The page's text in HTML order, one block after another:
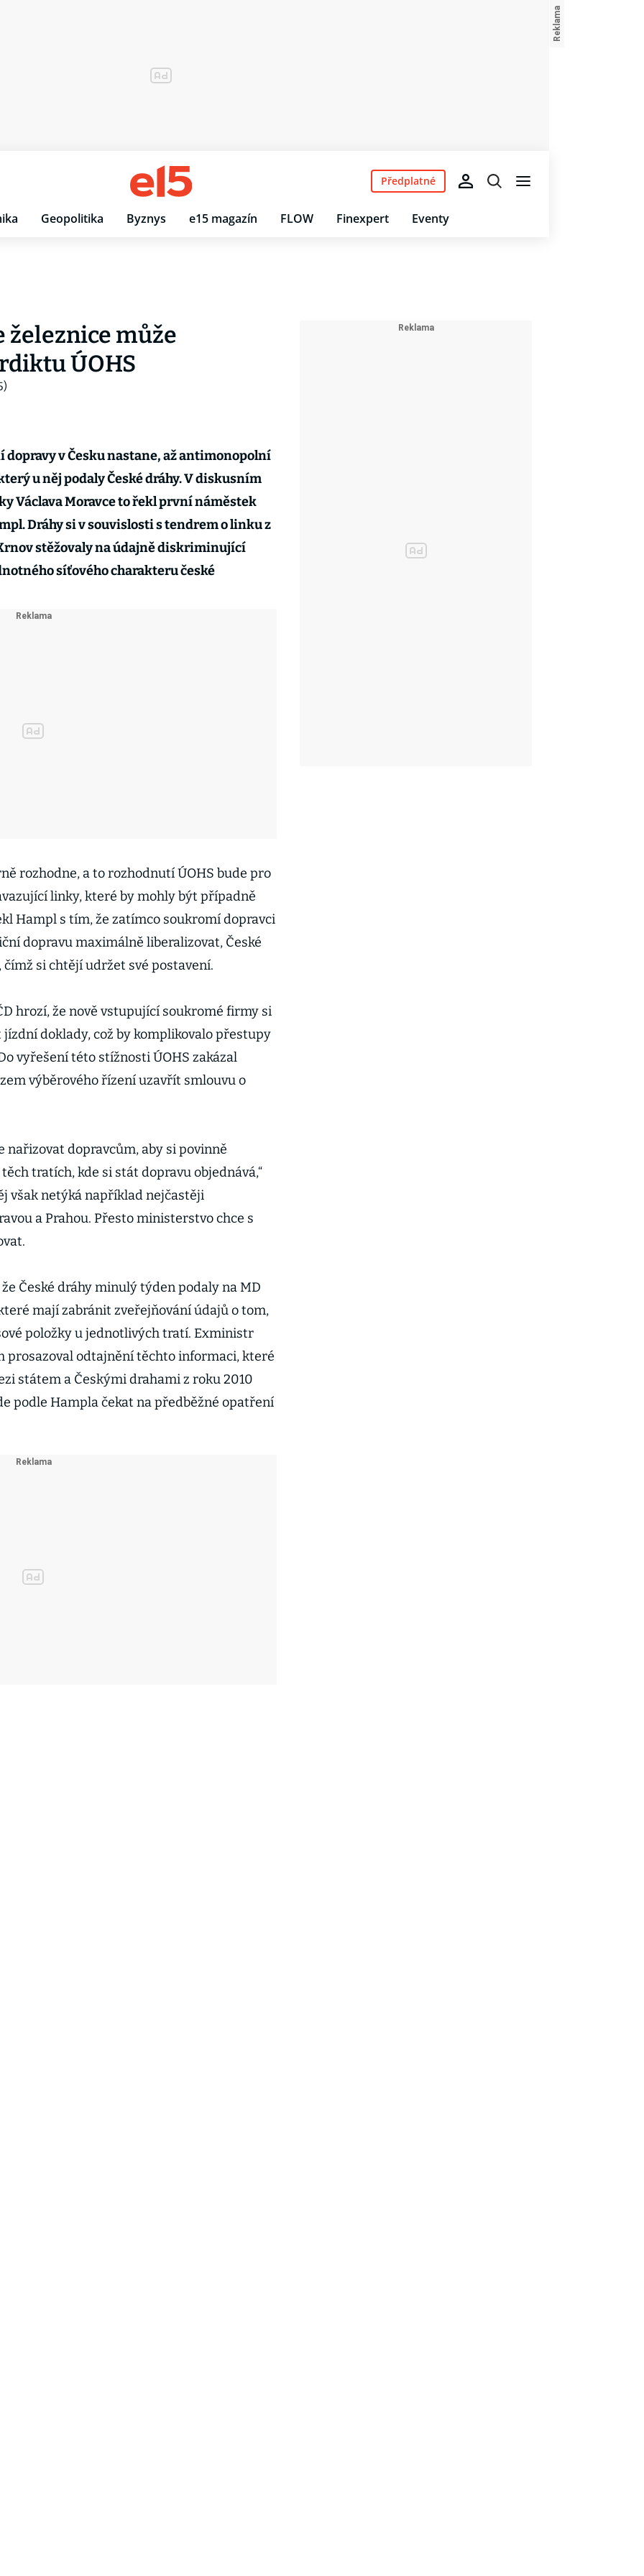
Geopolitika Byznys e15 magazín FLOW Finexpert Eventy
Předplatné
železnice může
ÚOHS
v Česku nastane, až antimonopolní
u něj podaly České dráhy. V diskusním
Václava Moravce to řekl první náměstek
Dráhy si v souvislosti s tendrem o linku z
stěžovaly na údajně diskriminující
síťového charakteru české
rozhodne, a to rozhodnutí ÚOHS bude pro
linky, které by mohly být případně
Hampl s tím, že zatímco soukromí dopravci
dopravu maximálně liberalizovat, České
si chtějí udržet své postavení.
hrozí, že nově vstupující soukromé firmy si
doklady, což by komplikovalo přestupy
vyřešení této stížnosti ÚOHS zakázal
výběrového řízení uzavřít smlouvu o
nařizovat dopravcům, aby si povinně
tratích, kde si stát dopravu objednává,“
však netýká například nejčastěji
a Prahou. Přesto ministerstvo chce s
České dráhy minulý týden podaly na MD
mají zabránit zveřejňování údajů o tom,
položky u jednotlivých tratí. Exministr
prosazoval odtajnění těchto informaci, které
státem a Českými drahami z roku 2010
podle Hampla čekat na předběžné opatření